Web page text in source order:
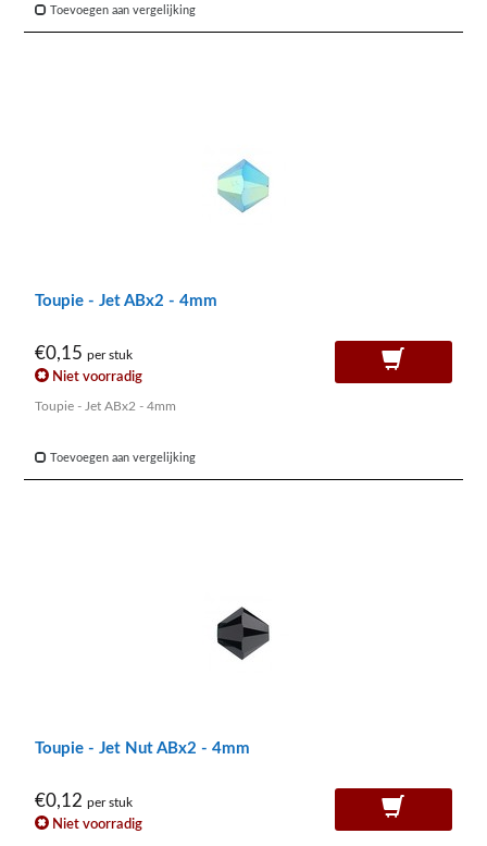
Toevoegen aan vergelijking
Toupie - Jet ABx2 - 4mm
€0,15 per stuk
Niet voorradig
Toupie - Jet ABx2 - 4mm
Toevoegen aan vergelijking
Toupie - Jet Nut ABx2 - 4mm
€0,12 per stuk
Niet voorradig